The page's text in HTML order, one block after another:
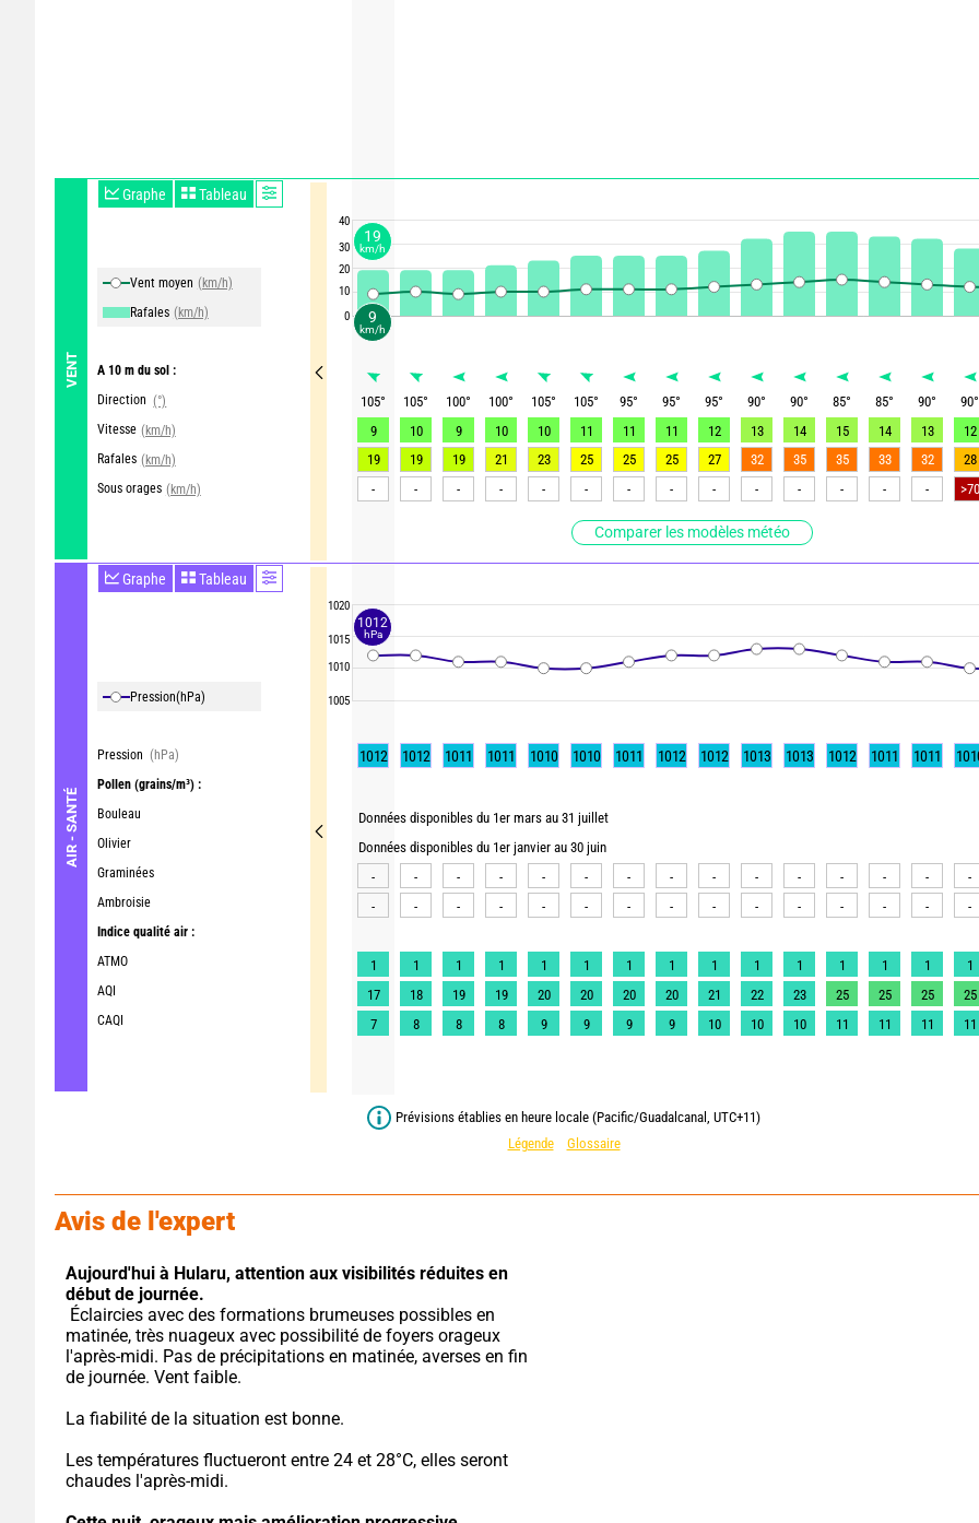
VENT
Graphe Tableau
Vent moyen (km/h)
Rafales (km/h)
A 10 m du sol :
Direction (°)
Vitesse (km/h)
Rafales (km/h)
Sous orages (km/h)
Comparer les modèles météo
AIR - SANTÉ
Graphe Tableau
Pression(hPa)
Pression (hPa)
Pollen (grains/m³) :
Bouleau
Olivier
Graminées
Ambroisie
Indice qualité air :
ATMO
AQI
CAQI
40
30
20
10
0
1020
1015
1010
1005
105° 105° 100° 100° 105° 105° 95° 95° 95° 90° 90° 85° 85° 90° 90°
9
10 9 10 10 11 11 11 12 13 14 15 14 13 12
19
19 19 21 23 25 25 25 27 32 35 35 33 32 28
-
- - - - - - - - - - - - - >70
1012 1012 1011 1011 1010 1010 1011 1012 1012 1013 1013 1012 1011 1011
Données disponibles du 1er mars au 31 juillet
Données disponibles du 1er janvier au 30 juin
-
- - - - - - - - - - - - - -
-
- - - - - - - - - - - - - -
1 1 1 1 1 1 1 1 1 1 1 1 1 1 1
17
18 19 19 20 20 20 20 21 22 23 25 25 25 25
7
8 8 8 9 9 9 9 10 10 10 11 11 11 11
Prévisions établies en heure locale (Pacific/Guadalcanal, UTC+11)
Légende
Glossaire
Avis de l'expert
Aujourd'hui à Hularu, attention aux visibilités réduites en
début de journée.
matinée, très nuageux avec possibilité de foyers orageux
l'après-midi. Pas de précipitations en matinée, averses en fin
de journée. Vent faible.
La fiabilité de la situation est bonne.
Les températures fluctueront entre 24 et 28°C, elles seront
chaudes l'après-midi.
9
km/h
19
km/h
1012
hPa